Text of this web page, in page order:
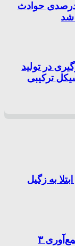
سازی منجر به کاهش ۳۸ درصدی حوادث
شد
در تولید
ترکیبی
به زگیل
دستور سازمان غذا و دارو برای جمع‌آوری ۳